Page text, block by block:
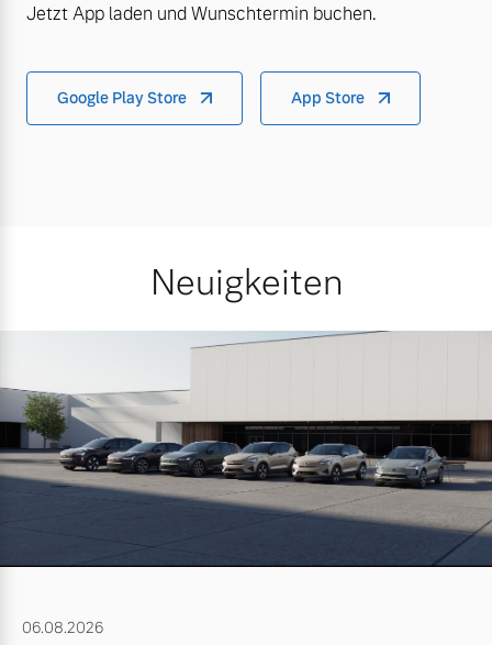
Jetzt App laden und Wunschtermin buchen.
Google Play Store App Store
Neuigkeiten
06.08.2026